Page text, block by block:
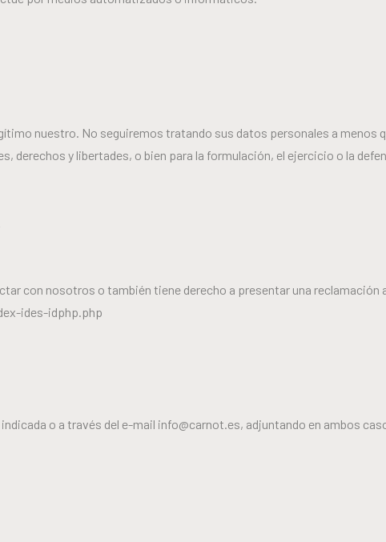
nuestro. No seguiremos tratando sus datos personales a menos
y libertades, o bien para la formulación, el ejercicio o la
con nosotros o también tiene derecho a presentar una reclamación
ides-idphp.php
o a través del e-mail info@carnot.es, adjuntando en ambos